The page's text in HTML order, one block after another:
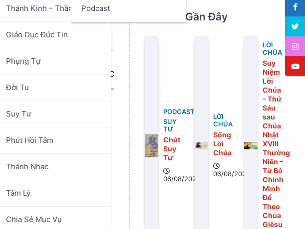
Giá
Thánh Kinh – Thần Học
Giáo Dục Đức Tin
Phụng Tự
Đời Tu
Suy Tư
Phút Hồi Tâm
Thánh Nhạc
Tâm Lý
Chia Sẻ Mục Vụ
Podcast
ban Thánh nhạc trực
mồng 1 tết Bính Ngọ –
Bài Viết Gần Đây
PODCAST
SUY
TƯ
Chút
Suy
Tư
06/08/2026
LỜI
CHÚA
Sống
Lời
Chúa
06/08/2026
LỜI
CHÚA
Suy
Niệm
Lời
Chúa
– Thứ
Sáu
sau
Chúa
Nhật
XVIII
Thường
Niên –
Từ Bỏ
Chính
Mình
Để
Theo
Chúa
Giêsu